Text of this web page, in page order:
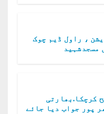
، راول ڈیم چوک
مسجدشہید
کرچکا.بھارتی
پور جواب دیا جائے